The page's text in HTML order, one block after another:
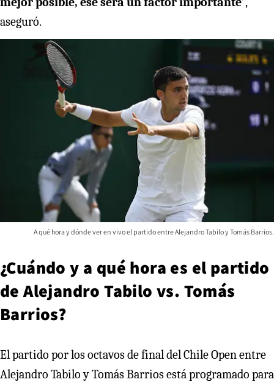
aseguró.
A qué hora y dónde ver en vivo el partido entre Alejandro Tabilo y Tomás Barrios.
¿Cuándo y a qué hora es el partido
de Alejandro Tabilo vs. Tomás
Barrios?
El partido por los octavos de final del Chile Open entre
Alejandro Tabilo y Tomás Barrios está programado para